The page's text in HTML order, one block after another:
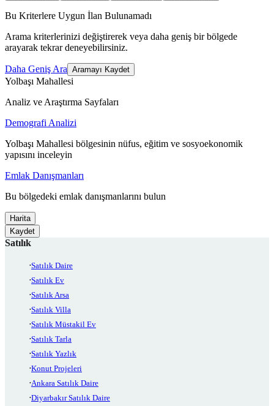
Bu Kriterlere Uygun İlan Bulunamadı
Arama kriterlerinizi değiştirerek veya daha geniş bir bölgede
arayarak tekrar deneyebilirsiniz.
Daha Geniş Ara Aramayı Kaydet
Yolbaşı Mahallesi
Analiz ve Araştırma Sayfaları
Demografi Analizi
Yolbaşı Mahallesi bölgesinin nüfus, eğitim ve sosyoekonomik
yapısını inceleyin
Emlak Danışmanları
Bu bölgedeki emlak danışmanlarını bulun
Harita
Kaydet
Satılık
Satılık Daire
Satılık Ev
Satılık Arsa
Satılık Villa
Satılık Müstakil Ev
Satılık Tarla
Satılık Yazlık
Konut Projeleri
Ankara Satılık Daire
Diyarbakır Satılık Daire